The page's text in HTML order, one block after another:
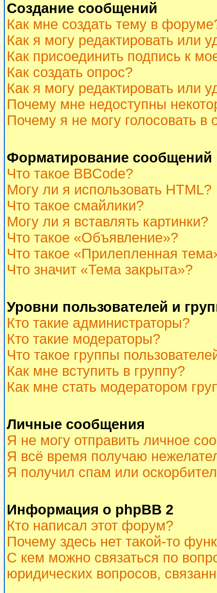
Создание сообщений
Как мне создать тему в
Как я могу редактировать или
Как присоединить подпись к
Как создать опрос?
Как я могу редактировать или
Почему мне недоступны
Почему я не могу голосовать в
Форматирование
Что такое BBCode?
Могу ли я использовать HTML?
Что такое смайлики?
Могу ли я вставлять картинки?
Что такое «Объявление»?
Что такое «Прилепленная
Что значит «Тема закрыта»?
Уровни пользователей и
Кто такие администраторы?
Кто такие модераторы?
Что такое группы
Как мне вступить в группу?
Как мне стать модератором
Личные сообщения
Я не могу отправить личное
Я всё время получаю
Я получил спам или
Информация о phpBB 2
Кто написал этот форум?
Почему здесь нет такой-то
С кем можно связаться по
юридических вопросов,